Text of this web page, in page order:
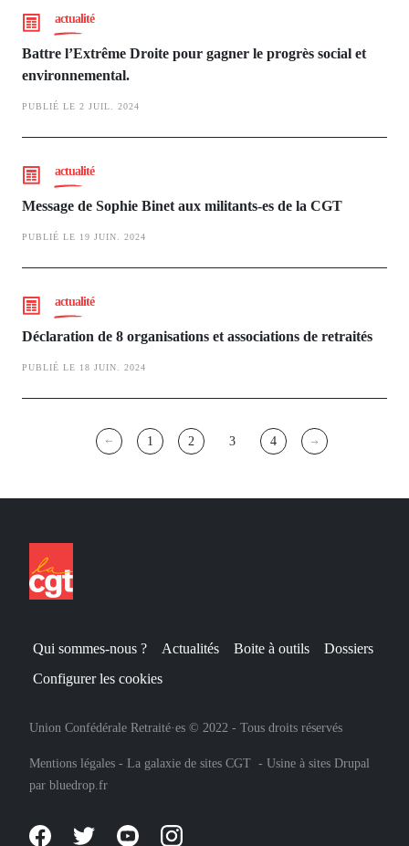
actualité
Battre l’Extrême Droite pour gagner le progrès social et
environnemental.
PUBLIÉ LE 2 JUIL. 2024
actualité
Message de Sophie Binet aux militants-es de la CGT
PUBLIÉ LE 19 JUIN. 2024
actualité
Déclaration de 8 organisations et associations de retraités
PUBLIÉ LE 18 JUIN. 2024
Page
1 Page
2
Page
3 Page
4
Qui sommes-nous ? Actualités Boite à outils
Dossiers
Configurer les cookies
Union Confédérale Retraité·es © 2022 - Tous droits réservés
Mentions légales - La galaxie de sites CGT - Usine à sites Drupal
par bluedrop.fr